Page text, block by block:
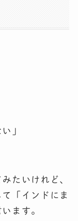
」
たいけれど、
「インドにま
ます。